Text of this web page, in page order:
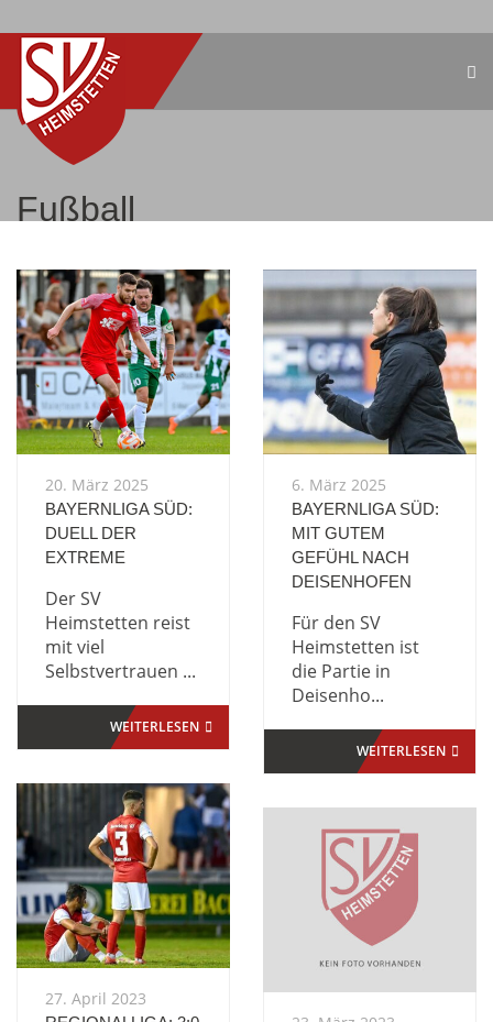
Fußball
20. März 2025
BAYERNLIGA SÜD:
DUELL DER
EXTREME
Der SV
Heimstetten reist
mit viel
Selbstvertrauen ...
WEITERLESEN
6. März 2025
BAYERNLIGA SÜD:
MIT GUTEM
GEFÜHL NACH
DEISENHOFEN
Für den SV
Heimstetten ist
die Partie in
Deisenho...
WEITERLESEN
27. April 2023